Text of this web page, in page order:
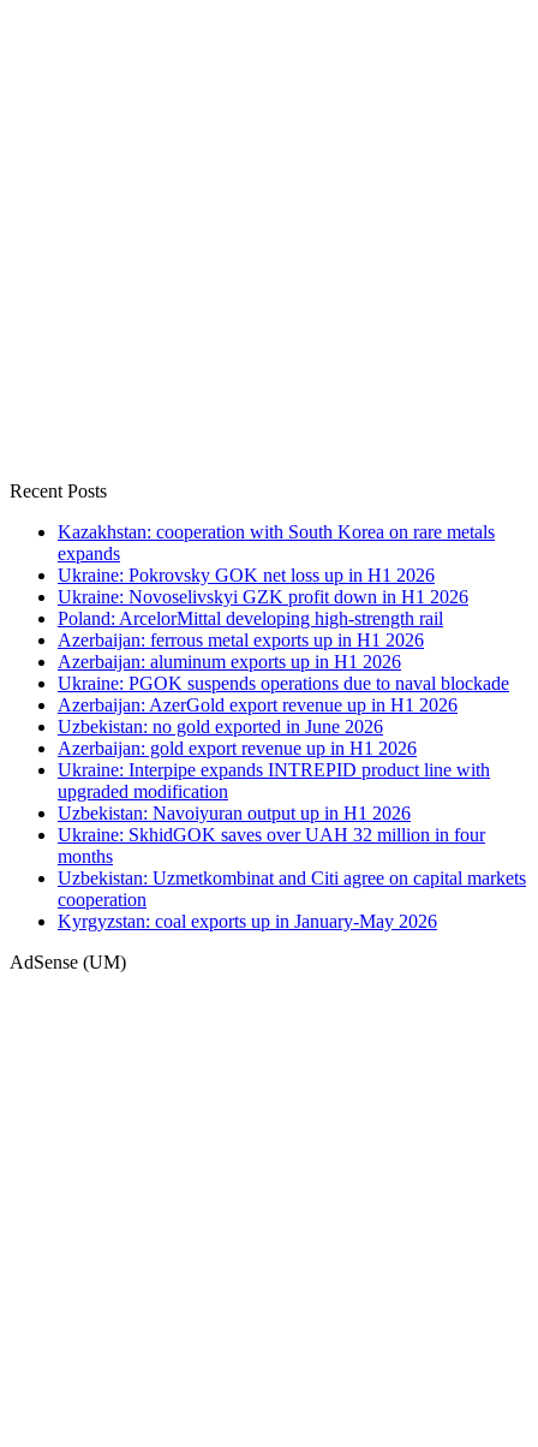
Recent Posts
Kazakhstan: cooperation with South Korea on rare metals
expands
Ukraine: Pokrovsky GOK net loss up in H1 2026
Ukraine: Novoselivskyi GZK profit down in H1 2026
Poland: ArcelorMittal developing high-strength rail
Azerbaijan: ferrous metal exports up in H1 2026
Azerbaijan: aluminum exports up in H1 2026
Ukraine: PGOK suspends operations due to naval blockade
Azerbaijan: AzerGold export revenue up in H1 2026
Uzbekistan: no gold exported in June 2026
Azerbaijan: gold export revenue up in H1 2026
Ukraine: Interpipe expands INTREPID product line with
upgraded modification
Uzbekistan: Navoiyuran output up in H1 2026
Ukraine: SkhidGOK saves over UAH 32 million in four
months
Uzbekistan: Uzmetkombinat and Citi agree on capital markets
cooperation
Kyrgyzstan: coal exports up in January-May 2026
AdSense (UM)